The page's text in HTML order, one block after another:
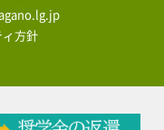
方針